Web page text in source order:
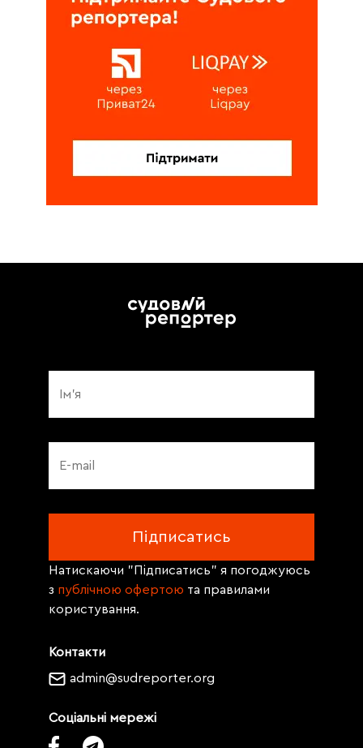
Контакти
admin@sudreporter.org
Соціальні мережі
Натискаючи "Підписатись" я погоджуюсь
з публічною офертою та правилами
користування.